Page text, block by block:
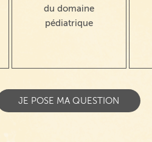
du domaine
pédiatrique